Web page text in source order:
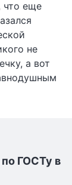
что еще
не
а вот
ГОСТу в